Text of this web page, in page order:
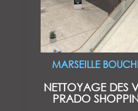
MARSEILLE
NETTOYAGE DES
PRADO